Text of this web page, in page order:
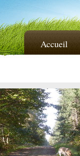
Accueil